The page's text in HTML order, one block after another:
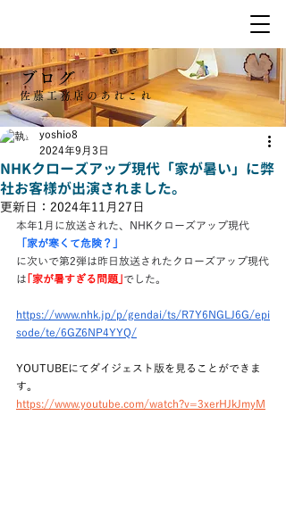
ブログ
佐藤工務店のあれこれ
NHKクローズアップ現代「家が暑い」に弊
社お客様が出演されました。
yoshio8
2024年9月3日
更新日： 2024年11月27日
本年1月に放送された、NHKクローズアップ現代
「家が寒くて危険？」
に次いで第2弾は昨日放送されたクローズアップ現代
は ｢家が暑すぎる問題｣ でした。
https://www.nhk.jp/p/gendai/ts/R7Y6NGLJ6G/epi
sode/te/6GZ6NP4YYQ/
YOUTUBEにてダイジェスト版を見ることができま
す。
https://www.youtube.com/watch?v=3xerHJkJmyM